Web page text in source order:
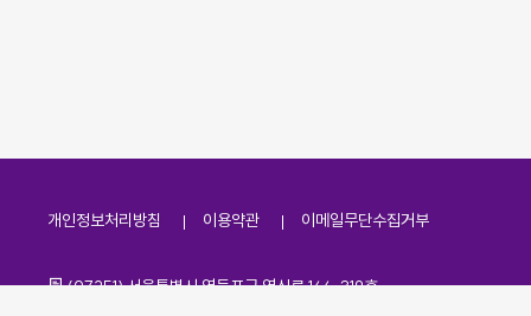
개인정보처리방침 이용약관 이메일무단수집거부
주소
(07251) 서울특별시 영등포구 영신로 166, 319호